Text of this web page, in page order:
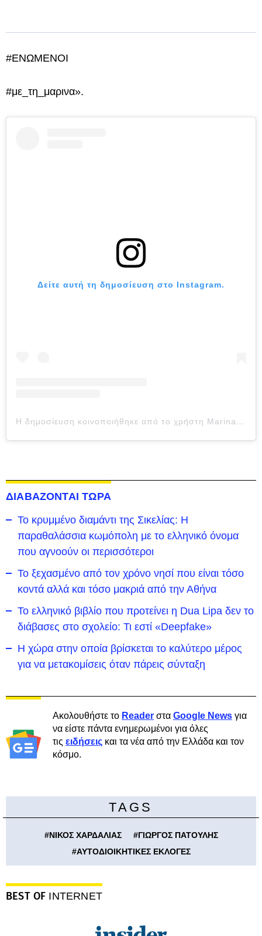
#ENΩMENOI
#με_τη_μαρινα».
Δείτε αυτή τη δημοσίευση στο Instagram.
Η δημοσίευση κοινοποιήθηκε από το χρήστη Marina Patoulis (@marina_patoulis)
ΔΙΑΒΑΖΟΝΤΑΙ ΤΩΡΑ
Το κρυμμένο διαμάντι της Σικελίας: Η
παραθαλάσσια κωμόπολη με το ελληνικό όνομα
που αγνοούν οι περισσότεροι
To ξεχασμένο από τον χρόνο νησί που είναι τόσο
κοντά αλλά και τόσο μακριά από την Αθήνα
Το ελληνικό βιβλίο που προτείνει η Dua Lipa δεν το
διάβασες στο σχολείο: Τι εστί «Deepfake»
Η χώρα στην οποία βρίσκεται το καλύτερο μέρος
για να μετακομίσεις όταν πάρεις σύνταξη
Ακολουθήστε το Reader στα Google News για
να είστε πάντα ενημερωμένοι για όλες
τις ειδήσεις και τα νέα από την Ελλάδα και τον
κόσμο.
TAGS
#ΝΙΚΟΣ ΧΑΡΔΑΛΙΑΣ #ΓΙΩΡΓΟΣ ΠΑΤΟΥΛΗΣ
#ΑΥΤΟΔΙΟΙΚΗΤΙΚΕΣ ΕΚΛΟΓΕΣ
BEST OF INTERNET